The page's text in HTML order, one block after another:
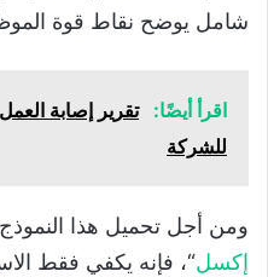
شامل يوضح نقاط قوة
اقرأ أيضًا:
تقرير إصابة
للشركة
ومن أجل تحميل هذا
إكسل“، فإنه يكفي فقط